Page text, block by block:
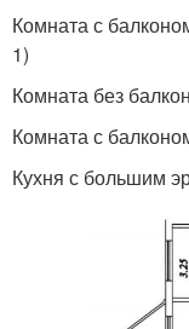
Комната с
1)
Комната без
Комната с
Кухня с большим